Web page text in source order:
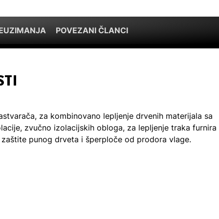
POVEZANI ČLANCI
za kombinovano lepljenje drvenih materijala sa
zvučno izolacijskih obloga, za lepljenje traka furnira
punog drveta i šperploče od prodora vlage.